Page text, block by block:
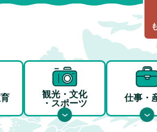
観光・文化
・スポーツ
仕事・